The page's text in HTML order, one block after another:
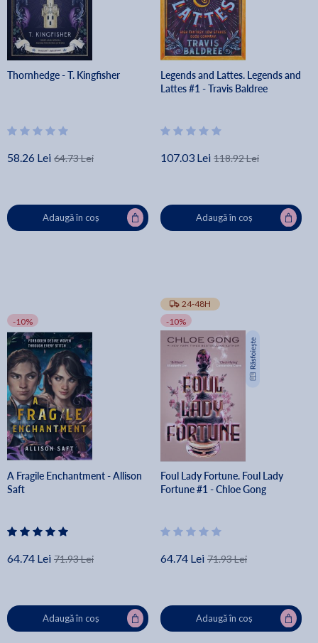
Thornhedge - T. Kingfisher
58.26 Lei 64.73 Lei
Adaugă în coș
Legends and Lattes. Legends and
Lattes #1 - Travis Baldree
107.03 Lei 118.92 Lei
Adaugă în coș
-10%
A Fragile Enchantment - Allison
Saft
64.74 Lei 71.93 Lei
Adaugă în coș
24-48H
-10%
Foul Lady Fortune. Foul Lady
Fortune #1 - Chloe Gong
64.74 Lei 71.93 Lei
Adaugă în coș